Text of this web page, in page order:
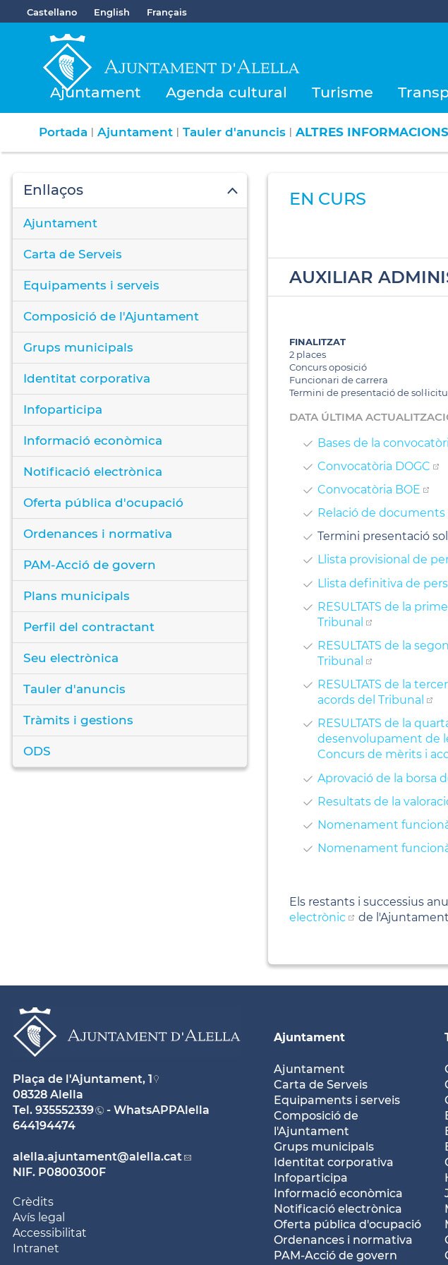
Castellano English Français
Ajuntament Agenda cultural Turisme
Portada | Ajuntament | Tauler d'anuncis | ALTRES INFORMACIONS
Enllaços
Ajuntament
Carta de Serveis
Equipaments i serveis
Composició de l'Ajuntament
Grups municipals
Identitat corporativa
Infoparticipa
Informació econòmica
Notificació electrònica
Oferta pública d'ocupació
Ordenances i normativa
PAM-Acció de govern
Plans municipals
Perfil del contractant
Seu electrònica
Tauler d'anuncis
Tràmits i gestions
ODS
EN CURS
AUXILIAR
FINALITZAT
2 places
Concurs oposició
Funcionari de carrera
Termini de presentació de
DATA ÚLTIMA
Bases de la
Convocatòria DOGC
Convocatòria BOE
Relació de documents
Termini presentació
Llista provisional de
Llista definitiva de
RESULTATS de la
Tribunal
RESULTATS de la
Tribunal
RESULTATS de la
acords del Tribunal
RESULTATS de la
desenvolupament de
Concurs de mèrits i
Aprovació de la borsa
Resultats de la
Nomenament
Nomenament
Els restants i successius
electrònic
de
Ajuntament
Ajuntament
Carta de Serveis
Equipaments i serveis
Composició de
l'Ajuntament
Grups municipals
Identitat corporativa
Infoparticipa
Informació econòmica
Notificació electrònica
Oferta pública d'ocupació
Ordenances i normativa
PAM-Acció de govern
Plaça de l'Ajuntament, 1
08328 Alella
Tel. 935552339
- WhatsAPPAlella
644194474
alella.ajuntament@alella.cat
NIF. P0800300F
Crèdits
Avís legal
Accessibilitat
Intranet